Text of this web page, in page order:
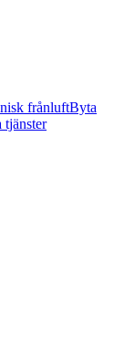
frånluftByta
tjänster